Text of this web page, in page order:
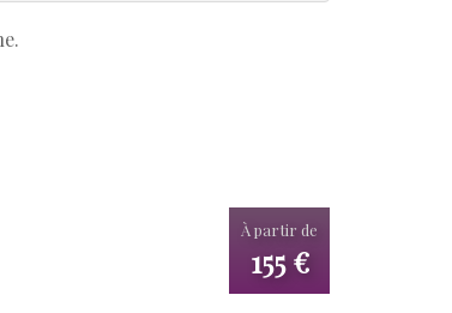
À partir de
155 €